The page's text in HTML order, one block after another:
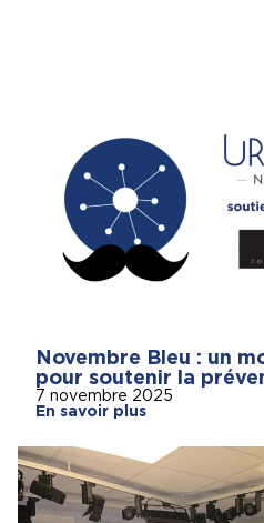
Novembre Bleu : un
pour soutenir la
7 novembre 2025
En savoir plus